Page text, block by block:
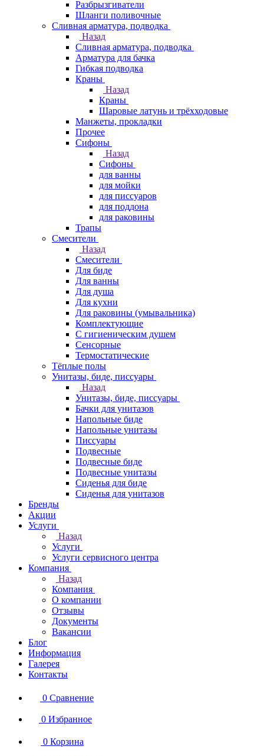
Разбрызгиватели
Шланги поливочные
Сливная арматура, подводка
Назад
Сливная арматура, подводка
Арматура для бачка
Гибкая подводка
Краны
Назад
Краны
Шаровые латунь и трёхходовые
Манжеты, прокладки
Прочее
Сифоны
Назад
Сифоны
для ванны
для мойки
для писсуаров
для поддона
для раковины
Трапы
Смесители
Назад
Смесители
Для биде
Для ванны
Для душа
Для кухни
Для раковины (умывальника)
Комплектующие
С гигиеническим душем
Сенсорные
Термостатические
Тёплые полы
Унитазы, биде, писсуары
Назад
Унитазы, биде, писсуары
Бачки для унитазов
Напольные биде
Напольные унитазы
Писсуары
Подвесные
Подвесные биде
Подвесные унитазы
Сиденья для биде
Сиденья для унитазов
Бренды
Акции
Услуги
Назад
Услуги
Услуги сервисного центра
Компания
Назад
Компания
О компании
Отзывы
Документы
Вакансии
Блог
Информация
Галерея
Контакты
0 Сравнение
0 Избранное
0 Корзина